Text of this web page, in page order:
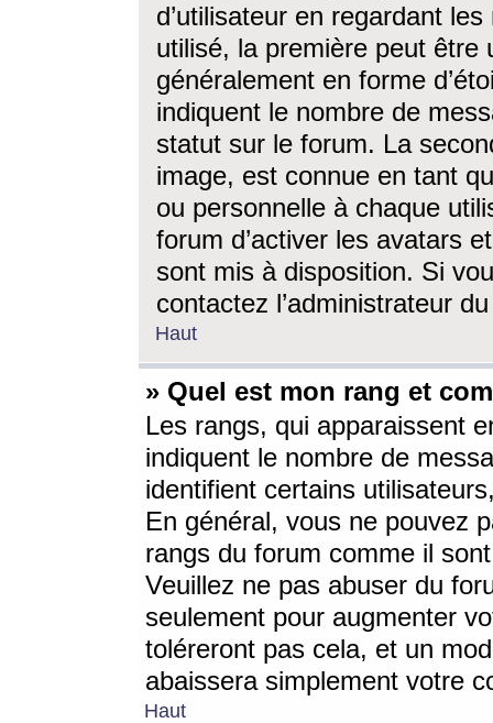
d’utilisateur en regardant
utilisé, la première peut être
généralement en forme
indiquent le nombre de
statut sur le forum. La
image, est connue en tant
ou personnelle à chaque
forum d’activer les avatars
sont mis à disposition. Si
contactez l’administrateur
Haut
» Quel est mon rang et
Les rangs, qui apparaissent
indiquent le nombre de
identifient certains
En général, vous ne pouvez
rangs du forum comme il
Veuillez ne pas abuser du
seulement pour augmenter
toléreront pas cela, et un
abaissera simplement votre
Haut